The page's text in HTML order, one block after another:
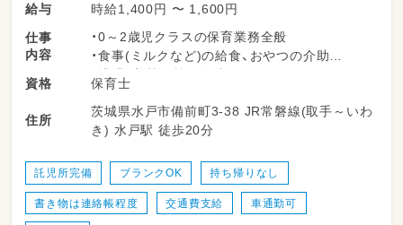
給与
時給1,400円 〜 1,600円
仕事
内容
・0～2歳児クラスの保育業務全般
・食事(ミルクなど)の給食、おやつの介助
・排泄、着替え等の介助
・遊びの見守り
・屋外・室内の消毒・清掃
※ブランクある方、未経験の方も歓迎
資格 保育士
住所
茨城県水戸市備前町3-38 JR常磐線(取手～いわ
き) 水戸駅 徒歩20分
託児所完備 ブランクOK 持ち帰りなし
書き物は連絡帳程度 交通費支給 車通勤可